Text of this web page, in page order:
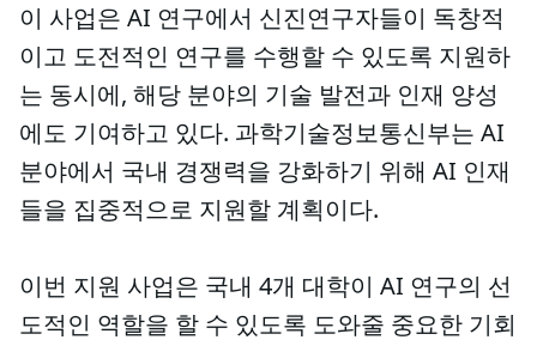
이 사업은 AI 연구에서 신진연구자들이 독창적
이고 도전적인 연구를 수행할 수 있도록 지원하
는 동시에, 해당 분야의 기술 발전과 인재 양성
에도 기여하고 있다. 과학기술정보통신부는 AI
분야에서 국내 경쟁력을 강화하기 위해 AI 인재
들을 집중적으로 지원할 계획이다.
이번 지원 사업은 국내 4개 대학이 AI 연구의 선
도적인 역할을 할 수 있도록 도와줄 중요한 기회